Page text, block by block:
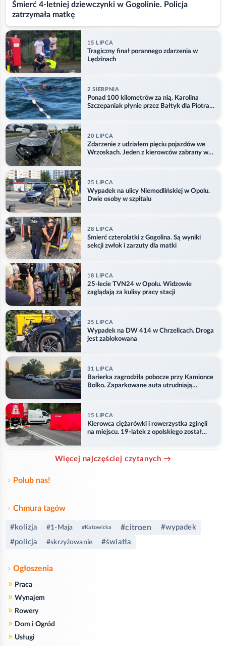
Śmierć 4-letniej dziewczynki w Gogolinie. Policja
zatrzymała matkę
15 LIPCA
Tragiczny finał porannego zdarzenia w
Lędzinach
2 SIERPNIA
Ponad 100 kilometrów za nią. Karolina
Szczepaniak płynie przez Bałtyk dla Piotra.
20 LIPCA
Zdarzenie z udziałem pięciu pojazdów we
Wrzoskach. Jeden z kierowców zabrany w
25 LIPCA
Wypadek na ulicy Niemodlińskiej w Opolu.
Dwie osoby w szpitalu
28 LIPCA
Śmierć czterolatki z Gogolina. Są wyniki
sekcji zwłok i zarzuty dla matki
18 LIPCA
25-lecie TVN24 w Opolu. Widzowie
zaglądają za kulisy pracy stacji
25 LIPCA
Wypadek na DW 414 w Chrzelicach. Droga
jest zablokowana
31 LIPCA
Barierka zagrodziła pobocze przy Kamionce
Bolko. Zaparkowane auta utrudniają
15 LIPCA
Kierowca ciężarówki i rowerzystka zginęli
na miejscu. 19-latek z opolskiego został
Więcej najczęściej czytanych →
Polub nas!
Chmura tagów
#kolizja #1-Maja #Katowicka #citroen
#wypadek
#policja
#skrzyżowanie #światła
Ogłoszenia
» Praca
» Wynajem
» Rowery
» Dom i Ogród
» Usługi